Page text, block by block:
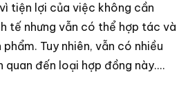
tiện lợi của việc không cần
tế nhưng vẫn có thể hợp tác và
Tuy nhiên, vẫn có nhiều
quan đến loại hợp đồng này.